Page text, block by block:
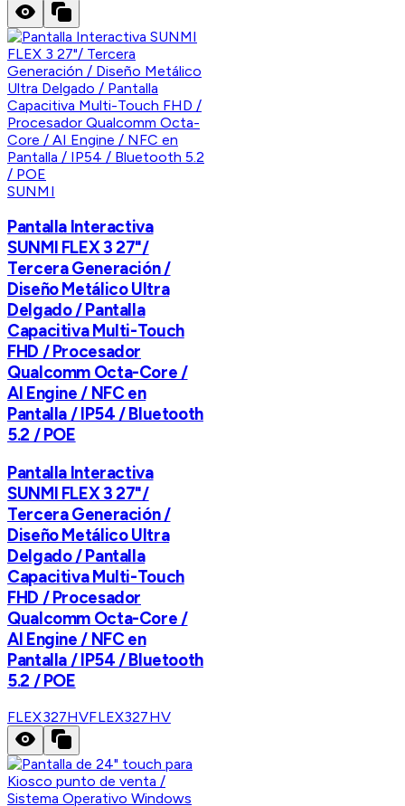
SUNMI
Pantalla Interactiva
SUNMI FLEX 3 27"/
Tercera Generación /
Diseño Metálico Ultra
Delgado / Pantalla
Capacitiva Multi-Touch
FHD / Procesador
Qualcomm Octa-Core /
AI Engine / NFC en
Pantalla / IP54 / Bluetooth
5.2 / POE
Pantalla Interactiva
SUNMI FLEX 3 27"/
Tercera Generación /
Diseño Metálico Ultra
Delgado / Pantalla
Capacitiva Multi-Touch
FHD / Procesador
Qualcomm Octa-Core /
AI Engine / NFC en
Pantalla / IP54 / Bluetooth
5.2 / POE
FLEX327HVFLEX327HV